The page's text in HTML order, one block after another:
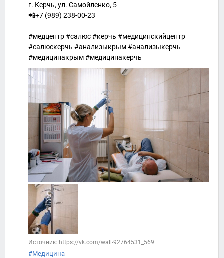
г. Керчь, ул. Самойленко, 5
📲+7 (989) 238-00-23
#медцентр #салюс #керчь #медицинскийцентр
#салюскерчь #анализыкрым #анализыкерчь
#медицинакрым #медицинакерчь
Источник: https://vk.com/wall-92764531_569
#Медицина